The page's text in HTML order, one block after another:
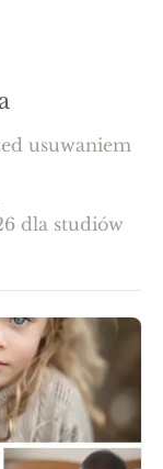
usuwaniem
dla studiów